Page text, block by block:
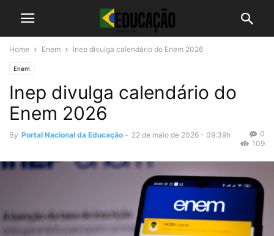
Home Enem Inep divulga calendário do Enem 2026
Enem
Inep divulga calendário do
Enem 2026
By Portal Nacional da Educação - 22 de maio de 2026 - 09:39h
0
109